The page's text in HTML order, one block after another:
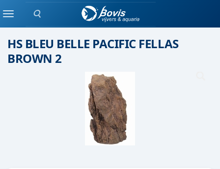
Zoeken
MenuKeramiek/ kunststof
HS BLEU BELLE PACIFIC FELLAS
BROWN 2